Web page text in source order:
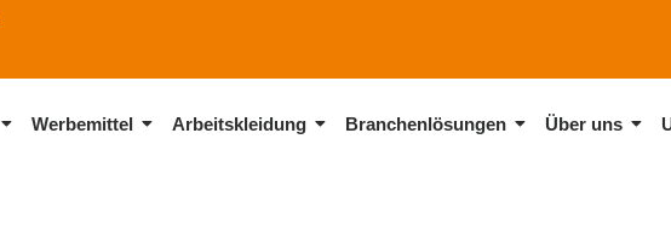
Werbemittel Arbeitskleidung Branchenlösungen Über uns